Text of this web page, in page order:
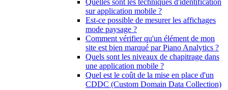
Quelles sont les techniques d'identification
sur application mobile ?
Est-ce possible de mesurer les affichages
mode paysage ?
Comment vérifier qu'un élément de mon
site est bien marqué par Piano Analytics ?
Quels sont les niveaux de chapitrage dans
une application mobile ?
Quel est le coût de la mise en place d'un
CDDC (Custom Domain Data Collection)